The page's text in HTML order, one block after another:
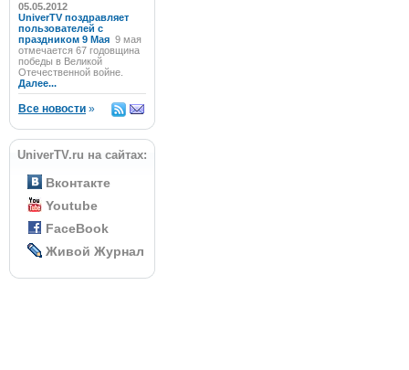
05.05.2012
UniverTV поздравляет
пользователей с
праздником 9 Мая 9 мая
отмечается 67 годовщина
победы в Великой
Отечественной войне.
Далее...
Все новости »
UniverTV.ru на сайтах:
Вконтакте
Youtube
FaceBook
Живой Журнал